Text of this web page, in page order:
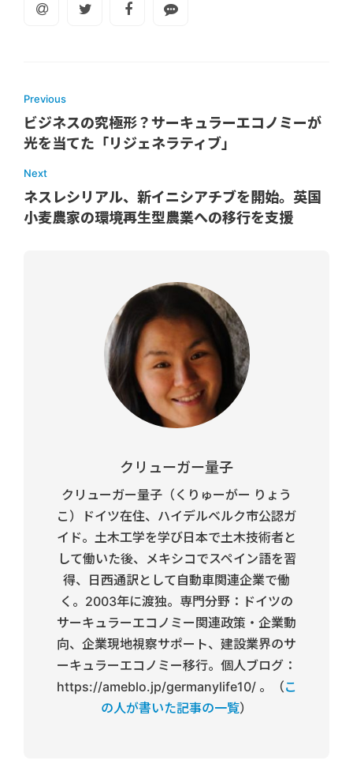
Previous
ビジネスの究極形？サーキュラーエコノミーが
光を当てた「リジェネラティブ」
Next
ネスレシリアル、新イニシアチブを開始。英国
小麦農家の環境再生型農業への移行を支援
クリューガー量子
クリューガー量子（くりゅーがー りょう
こ）ドイツ在住、ハイデルベルク市公認ガ
イド。土木工学を学び日本で土木技術者と
して働いた後、メキシコでスペイン語を習
得、日西通訳として自動車関連企業で働
く。2003年に渡独。専門分野：ドイツの
サーキュラーエコノミー関連政策・企業動
向、企業現地視察サポート、建設業界のサ
ーキュラーエコノミー移行。個人ブログ：
https://ameblo.jp/germanylife10/ 。（こ
の人が書いた記事の一覧）